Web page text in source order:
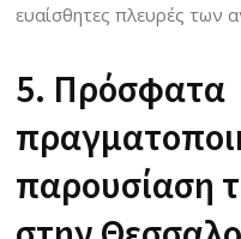
ευαίσθητες πλευρές των
5. Πρόσφατα
παρουσίαση